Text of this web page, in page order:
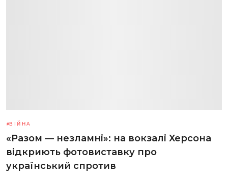
ВІЙНА
«Разом — незламні»: на вокзалі Херсона
відкриють фотовиставку про
український спротив